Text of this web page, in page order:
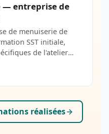
— entreprise de
de menuiserie de
SST initiale,
de l'atelier
de panneaux
réalisées